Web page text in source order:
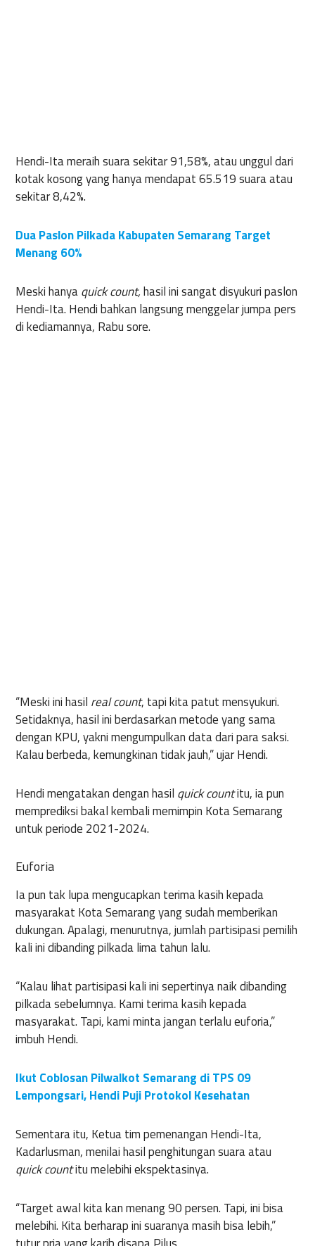
Hendi-Ita meraih suara sekitar 91,58%, atau unggul dari
kotak kosong yang hanya mendapat 65.519 suara atau
sekitar 8,42%.
Dua Paslon Pilkada Kabupaten Semarang Target
Menang 60%
Meski hanyaquick count,hasil ini sangat disyukuri paslon
Hendi-Ita. Hendi bahkan langsung menggelar jumpa pers
di kediamannya, Rabu sore.
“Meski ini hasil real count, tapi kita patut mensyukuri.
Setidaknya, hasil ini berdasarkan metode yang sama
dengan KPU, yakni mengumpulkan data dari para saksi.
Kalau berbeda, kemungkinan tidak jauh,” ujar Hendi.
Hendi mengatakan dengan hasil quick countitu, ia pun
memprediksi bakal kembali memimpin Kota Semarang
untuk periode 2021-2024.
Euforia
Ia pun tak lupa mengucapkan terima kasih kepada
masyarakat Kota Semarang yang sudah memberikan
dukungan. Apalagi, menurutnya, jumlah partisipasi pemilih
kali ini dibanding pilkada lima tahun lalu.
“Kalau lihat partisipasi kali ini sepertinya naik dibanding
pilkada sebelumnya. Kami terima kasih kepada
masyarakat. Tapi, kami minta jangan terlalu euforia,”
imbuh Hendi.
Ikut Coblosan Pilwalkot Semarang di TPS 09
Lempongsari, Hendi Puji Protokol Kesehatan
Sementara itu, Ketua tim pemenangan Hendi-Ita,
Kadarlusman, menilai hasil penghitungan suara atau
quick countitu melebihi ekspektasinya.
“Target awal kita kan menang 90 persen. Tapi, ini bisa
melebihi. Kita berharap ini suaranya masih bisa lebih,”